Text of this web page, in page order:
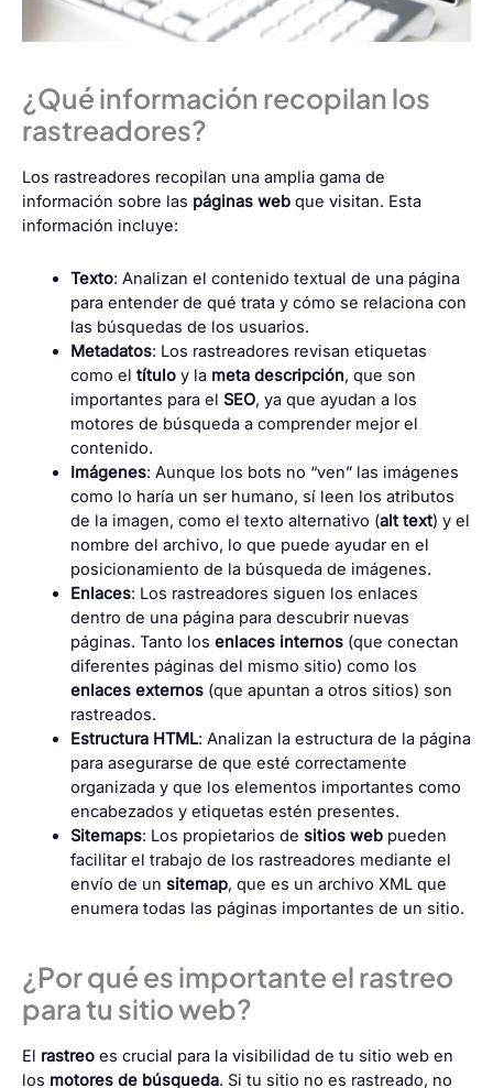
¿Qué información recopilan los
rastreadores?
Los rastreadores recopilan una amplia gama de
información sobre las páginas web que visitan. Esta
información incluye:
Texto: Analizan el contenido textual de una página
para entender de qué trata y cómo se relaciona con
las búsquedas de los usuarios.
Metadatos: Los rastreadores revisan etiquetas
como el títuloy la meta descripción, que son
importantes para el SEO, ya que ayudan a los
motores de búsqueda a comprender mejor el
contenido.
Imágenes: Aunque los bots no “ven” las imágenes
como lo haría un ser humano, sí leen los atributos
de la imagen, como el texto alternativo (alt text) y el
nombre del archivo, lo que puede ayudar en el
posicionamiento de la búsqueda de imágenes.
Enlaces: Los rastreadores siguen los enlaces
dentro de una página para descubrir nuevas
páginas. Tanto los enlaces internos(que conectan
diferentes páginas del mismo sitio) como los
enlaces externos(que apuntan a otros sitios) son
rastreados.
Estructura HTML: Analizan la estructura de la página
para asegurarse de que esté correctamente
organizada y que los elementos importantes como
encabezados y etiquetas estén presentes.
Sitemaps: Los propietarios de sitios webpueden
facilitar el trabajo de los rastreadores mediante el
envío de un sitemap, que es un archivo XML que
enumera todas las páginas importantes de un sitio.
¿Por qué es importante el rastreo
para tu sitio web?
El rastreo es crucial para la visibilidad de tu sitio web en
los motores de búsqueda. Si tu sitio no es rastreado, no